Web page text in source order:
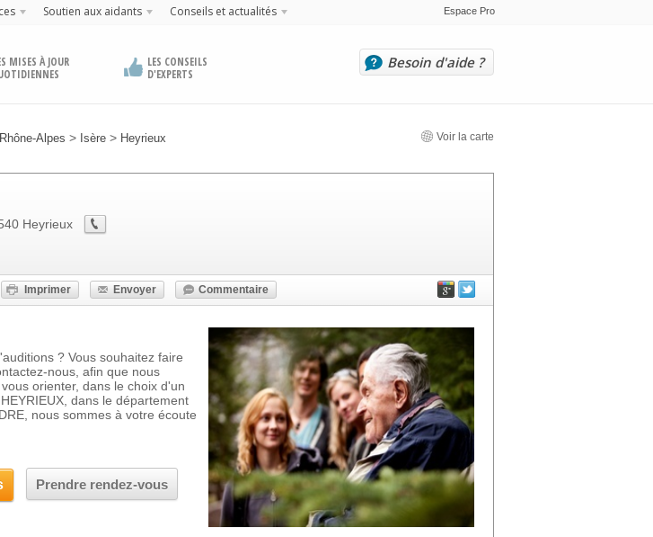
Soutien aux aidants Conseils et actualités Espace Pro
MISES À JOUR
LES CONSEILS
D'EXPERTS
Besoin d'aide ?
Alpes > Isère > Heyrieux Voir la carte
Heyrieux
Imprimer Envoyer Commentaire
? Vous souhaitez faire
nous, afin que nous
orienter, dans le choix d'un
dans le département
nous sommes à votre écoute
Prendre rendez-vous